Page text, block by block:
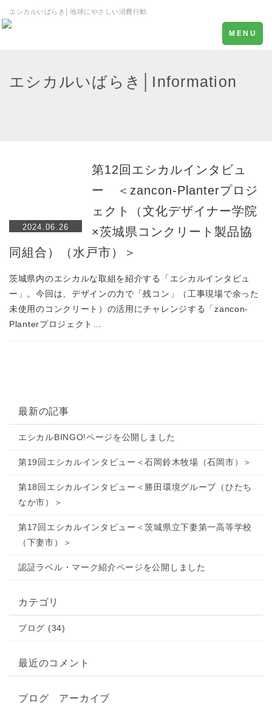
エシカルいばらき│地球にやさしい消費行動
Toggle
navigation
MENU
エシカルいばらき│Information
2024.06.26
第12回エシカルインタビュ
ー ＜zancon-Planterプロジ
ェクト（文化デザイナー学院
×茨城県コンクリート製品協
同組合）（水戸市）＞
茨城県内のエシカルな取組を紹介する「エシカルインタビュ
ー」。今回は、デザインの力で「残コン」（工事現場で余った
未使用のコンクリート）の活用にチャレンジする「zancon-
Planterプロジェクト…
最新の記事
エシカルBINGO!ページを公開しました
第19回エシカルインタビュー＜石岡鈴木牧場（石岡市）＞
第18回エシカルインタビュー＜勝田環境グループ（ひたち
なか市）＞
第17回エシカルインタビュー＜茨城県立下妻第一高等学校
（下妻市）＞
認証ラベル・マーク紹介ページを公開しました
カテゴリ
ブログ (34)
最近のコメント
ブログ アーカイブ